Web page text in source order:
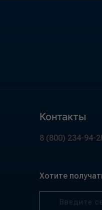
Контакты
8 (800) 234-94-
Хотите